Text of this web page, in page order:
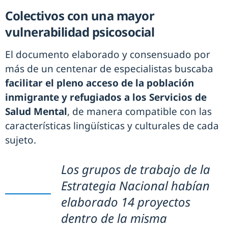
Colectivos con una mayor
vulnerabilidad psicosocial
El documento elaborado y consensuado por
más de un centenar de especialistas buscaba
facilitar el pleno acceso de la población
inmigrante y refugiados a los Servicios de
Salud Mental, de manera compatible con las
características lingüísticas y culturales de cada
sujeto.
Los grupos de trabajo de la
Estrategia Nacional habían
elaborado 14 proyectos
dentro de la misma